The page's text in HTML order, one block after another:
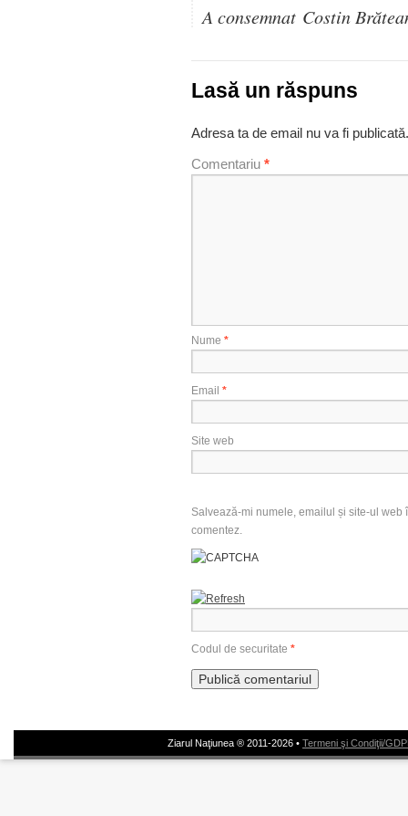
A consemnat Costin
Lasă un răspuns
Adresa ta de email nu va fi publicată.
Comentariu *
Nume *
Email *
Site web
Salvează-mi numele, emailul și site-ul
comentez.
Codul de securitate *
Ziarul Naţiunea ® 2011-2026 • Termeni şi Condiţii/